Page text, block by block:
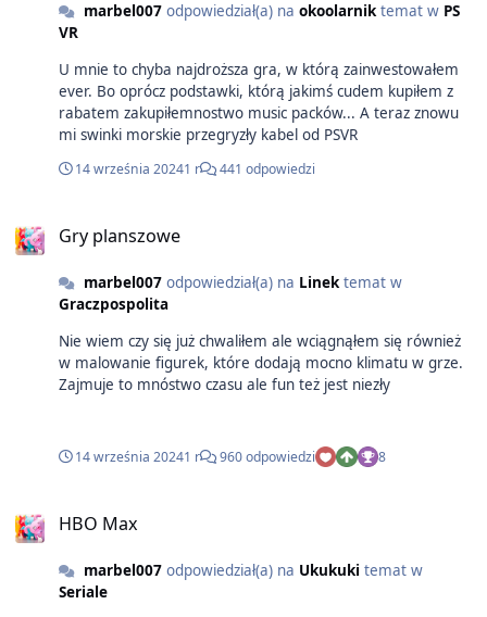
marbel007odpowiedział(a) na okoolarniktemat w PS
VR
U mnie to chyba najdroższa gra, w którą zainwestowałem
ever. Bo oprócz podstawki, którą jakimś cudem kupiłem z
rabatem zakupiłemnostwo music packów... A teraz znowu
mi swinki morskie przegryzły kabel od PSVR
14 września 20241 r 441 odpowiedzi
Gry planszowe
marbel007odpowiedział(a) na Linektemat w
Graczpospolita
Nie wiem czy się już chwaliłem ale wciągnąłem się również
w malowanie figurek, które dodają mocno klimatu w grze.
Zajmuje to mnóstwo czasu ale fun też jest niezły
14 września 20241 r 960 odpowiedzi 8
HBO Max
marbel007odpowiedział(a) na Ukukuki temat w
Seriale